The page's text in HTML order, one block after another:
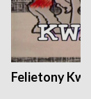
Felietony